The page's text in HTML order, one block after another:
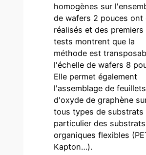
homogènes sur
de wafers 2 pouces ont
réalisés et des premiers
tests montrent que la
méthode est
l'échelle de wafers 8
Elle permet également
l'assemblage de feuillets
d'oxyde de graphène
tous types de substrats
particulier des substrats
organiques flexibles
Kapton…).